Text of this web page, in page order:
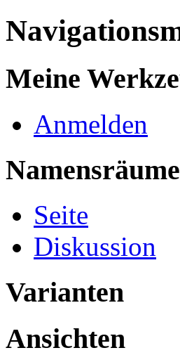
Meine
Anmelden
Namensräume
Seite
Diskussion
Varianten
Ansichten